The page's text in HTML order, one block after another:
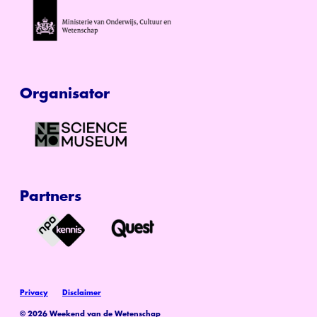
Organisator
Partners
© 2026 Weekend van de Wetenschap
Privacy Disclaimer